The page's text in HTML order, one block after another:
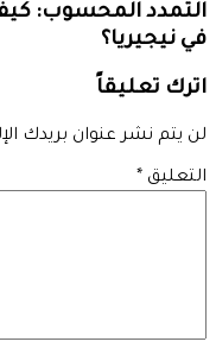
التمدد المحسوب:
في نيجيريا؟
اترك تعليقاً
لن يتم نشر عنوان بريدك
التعليق *